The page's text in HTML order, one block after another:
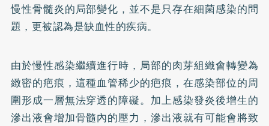
慢性骨髓炎的局部變化，並不是只存在細菌感染的問
題，更被認為是缺血性的疾病。
由於慢性感染繼續進行時，局部的肉芽組織會轉變為
緻密的疤痕，這種血管稀少的疤痕，在感染部位的周
圍形成一層無法穿透的障礙。加上感染發炎後增生的
滲出液會增加骨髓內的壓力，滲出液就有可能會將致